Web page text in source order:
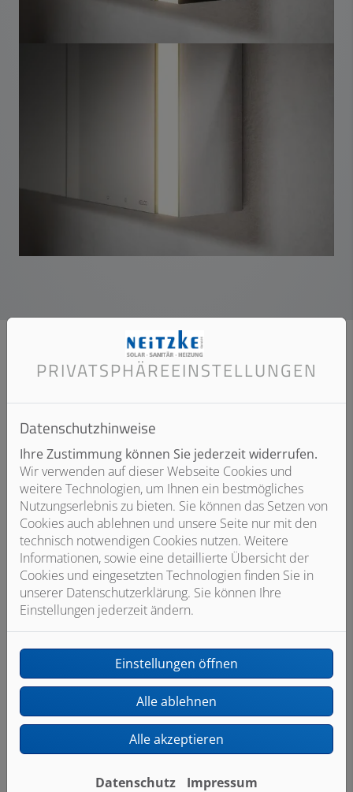
Es gibt ihn in zahlreichen Maßen, mit ein, zwei oder drei
asymmetrische Variante. PHÖNIX ist mit unterschiedlich
großen Spiegeltüren erhältlich, so dass beim täglichen
Stand vor dem Waschtisch die Spiegelfläche nicht mittig,
sondern versetzt geteilt ist. Das Spiegelbild ist damit
perfekt und der Nutzer kann gleichzeitig noch eine Tür
öffnen.
PRIVATSPHÄRE­EINSTELLUNGEN
Datenschutzhinweise
Ihre Zustimmung können Sie jederzeit widerrufen.
Wir verwenden auf dieser Webseite Cookies und
weitere Technologien, um Ihnen ein bestmögliches
Nutzungserlebnis zu bieten. Sie können das Setzen von
Cookies auch ablehnen und unsere Seite nur mit den
technisch notwendigen Cookies nutzen. Weitere
Informationen, sowie eine detaillierte Übersicht der
Cookies und eingesetzten Technologien finden Sie in
unserer Datenschutzerklärung. Sie können Ihre
Einstellungen jederzeit ändern.
Einstellungen öffnen
Alle ablehnen
Alle akzeptieren
Datenschutz Impressum